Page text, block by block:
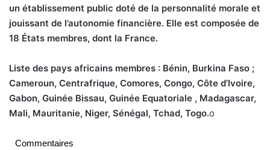
un établissement public doté de la personnalité morale et
jouissant de l’autonomie financière. Elle est composée de
18 États membres, dont la France.
Liste des pays africains membres : Bénin, Burkina Faso ;
Cameroun, Centrafrique, Comores, Congo, Côte d’Ivoire,
Gabon, Guinée Bissau, Guinée Equatoriale , Madagascar,
Mali, Mauritanie, Niger, Sénégal, Tchad, Togo.o
Commentaires